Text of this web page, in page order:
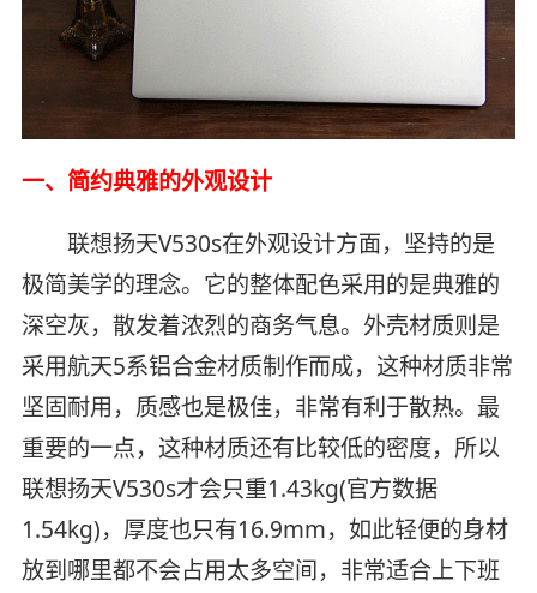
一、简约典雅的外观设计
联想扬天V530s在外观设计方面，坚持的是
极简美学的理念。它的整体配色采用的是典雅的
深空灰，散发着浓烈的商务气息。外壳材质则是
采用航天5系铝合金材质制作而成，这种材质非常
坚固耐用，质感也是极佳，非常有利于散热。最
重要的一点，这种材质还有比较低的密度，所以
联想扬天V530s才会只重1.43kg(官方数据
1.54kg)，厚度也只有16.9mm，如此轻便的身材
放到哪里都不会占用太多空间，非常适合上下班